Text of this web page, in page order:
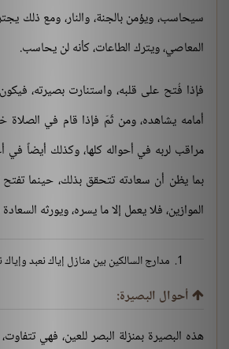
سيحاسب، ويؤمن بالجنة، والنار، ومع ذلك
المعاصي، ويترك الطاعات، كأنه لن يحاسب.
فإذا فُتح على قلبه، واستنارت بصيرته، فيكون
أمامه يشاهده، ومن ثَمّ فإذا قام في
مراقب لربه في أحواله كلها، وكذلك أيضاً في
بما يظن أن سعادته تتحقق بذلك، حينما
الموازين، فلا يعمل إلا ما يسره، ويورثه
مدارج السالكين بين منازل إياك نعبد وإياك نستعين
أحوال البصيرة:
هذه البصيرة بمنزلة البصر للعين، فهي